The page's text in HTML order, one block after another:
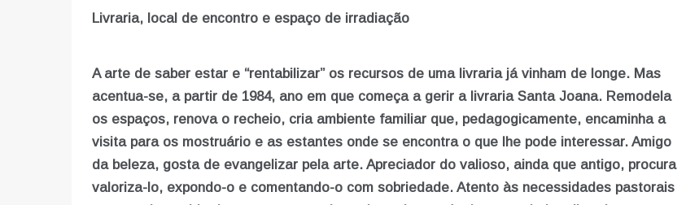
Livraria, local de encontro e espaço de irradiação
A arte de saber estar e “rentabilizar” os recursos de uma livraria já vinham de longe. Mas
acentua-se, a partir de 1984, ano em que começa a gerir a livraria Santa Joana. Remodela
os espaços, renova o recheio, cria ambiente familiar que, pedagogicamente, encaminha a
visita para os mostruário e as estantes onde se encontra o que lhe pode interessar. Amigo
da beleza, gosta de evangelizar pela arte. Apreciador do valioso, ainda que antigo, procura
valoriza-lo, expondo-o e comentando-o com sobriedade. Atento às necessidades pastorais